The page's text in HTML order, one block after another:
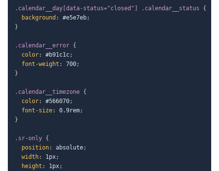
.calendar__day[data-status="closed"] .calendar__status
{
background : #e5e7eb;
}
.calendar__error {
color: #b91c1c;
font-weight : 700;
}
.calendar__timezone {
color: #566070;
font-size: 0.9rem;
}
.sr-only {
position: absolute;
width: 1px;
height : 1px;